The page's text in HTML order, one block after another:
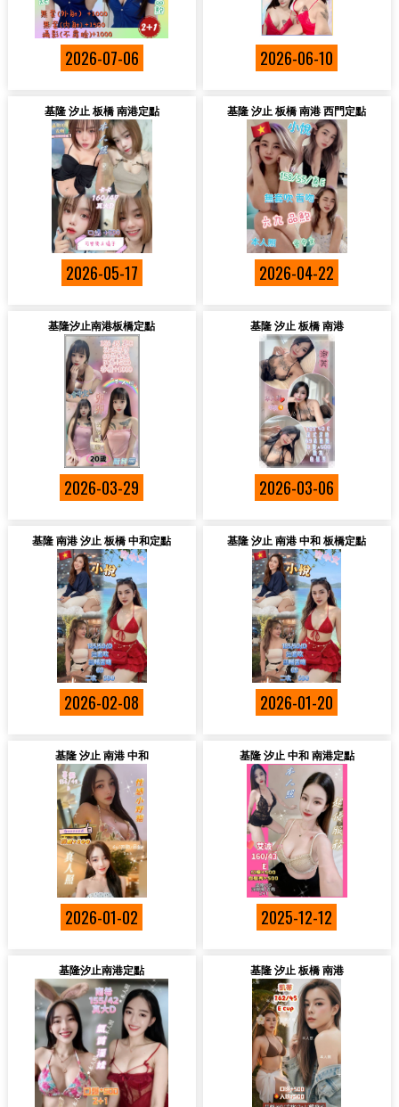
2026-07-06 2026-06-10
基隆 汐止 板橋 南港定點
2026-05-17
基隆 汐止 板橋 南港 西門定點
2026-04-22
基隆汐止南港板橋定點
2026-03-29
基隆 汐止 板橋 南港
2026-03-06
基隆 南港 汐止 板橋 中和定點
2026-02-08
基隆 汐止 南港 中和 板橋定點
2026-01-20
基隆 汐止 南港 中和
2026-01-02
基隆 汐止 中和 南港定點
2025-12-12
基隆汐止南港定點 基隆 汐止 板橋 南港